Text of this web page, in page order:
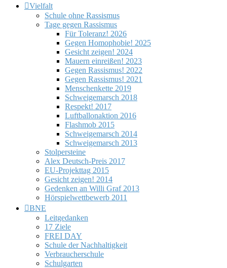
Vielfalt
Schule ohne Rassismus
Tage gegen Rassismus
Für Toleranz! 2026
Gegen Homophobie! 2025
Gesicht zeigen! 2024
Mauern einreißen! 2023
Gegen Rassismus! 2022
Gegen Rassismus! 2021
Menschenkette 2019
Schweigemarsch 2018
Respekt! 2017
Luftballonaktion 2016
Flashmob 2015
Schweigemarsch 2014
Schweigemarsch 2013
Stolpersteine
Alex Deutsch-Preis 2017
EU-Projekttag 2015
Gesicht zeigen! 2014
Gedenken an Willi Graf 2013
Hörspielwettbewerb 2011
BNE
Leitgedanken
17 Ziele
FREI DAY
Schule der Nachhaltigkeit
Verbraucherschule
Schulgarten